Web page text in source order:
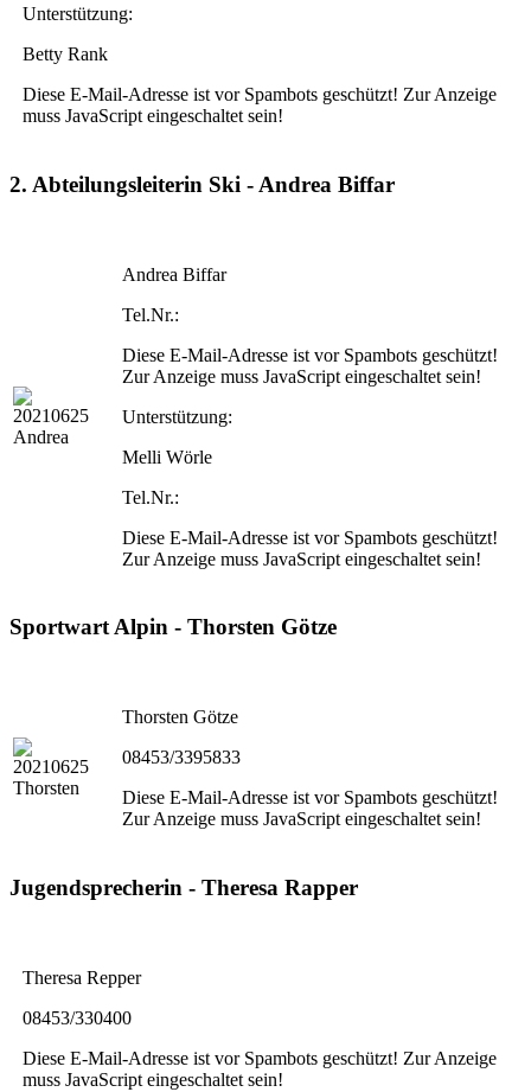
Unterstützung:
Betty Rank
Diese E-Mail-Adresse ist vor Spambots geschützt! Zur Anzeige
muss JavaScript eingeschaltet sein!
2. Abteilungsleiterin Ski - Andrea Biffar
Andrea Biffar
Tel.Nr.:
Diese E-Mail-Adresse ist vor Spambots geschützt!
Zur Anzeige muss JavaScript eingeschaltet sein!
Unterstützung:
Melli Wörle
Tel.Nr.:
Diese E-Mail-Adresse ist vor Spambots geschützt!
Zur Anzeige muss JavaScript eingeschaltet sein!
Sportwart Alpin - Thorsten Götze
Thorsten Götze
08453/3395833
Diese E-Mail-Adresse ist vor Spambots geschützt!
Zur Anzeige muss JavaScript eingeschaltet sein!
Jugendsprecherin - Theresa Rapper
Theresa Repper
08453/330400
Diese E-Mail-Adresse ist vor Spambots geschützt! Zur Anzeige
muss JavaScript eingeschaltet sein!